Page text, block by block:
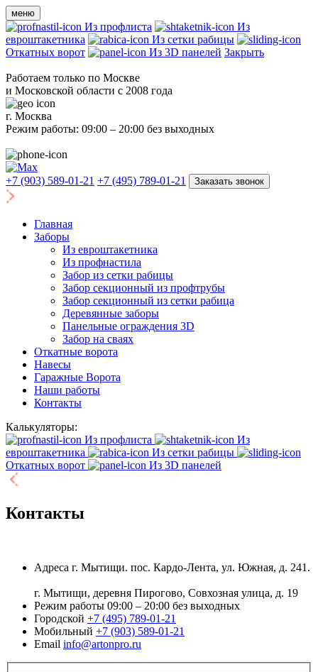
меню
Из профлиста
Из
евроштакетника
Из сетки рабицы
Откатных ворот
Из 3D панелей Закрыть
Работаем только по Москве
и Московской области с 2008 года
г. Москва
Режим работы: 09:00 – 20:00 без выходных
+7 (903) 589-01-21 +7 (495) 789-01-21 Заказать звонок
Главная
Заборы
Из евроштакетника
Из профнастила
Забор из сетки рабицы
Забор секционный из профтрубы
Забор секционный из сетки рабица
Деревянные заборы
Панельные ограждения 3D
Забор на сваях
Откатные ворота
Навесы
Гаражные Ворота
Наши работы
Контакты
Калькуляторы:
Из профлиста
Из
евроштакетника
Из сетки рабицы
Откатных ворот
Из 3D панелей
Контакты
Адреса г. Мытищи. пос. Кардо-Лента, ул. Южная, д. 241.
г. Мытищи, деревня Пирогово, Совхозная улица, д. 19
Режим работы 09:00 – 20:00 без выходных
Городской +7 (495) 789-01-21
Мобильный +7 (903) 589-01-21
Email info@artonpro.ru